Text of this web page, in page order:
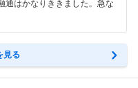
通はかなりききました。急な
見る